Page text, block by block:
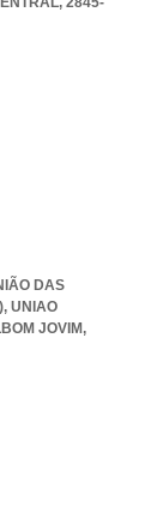
DAS
, UNIAO
JOVIM,